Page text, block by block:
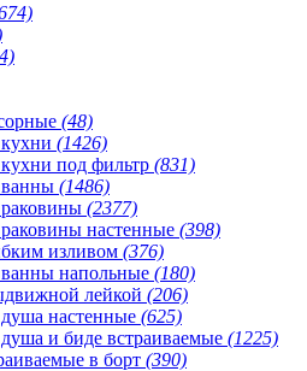
(48)
(1426)
под фильтр (831)
(1486)
(2377)
настенные (398)
изливом (376)
напольные (180)
лейкой (206)
настенные (625)
и биде встраиваемые (1225)
в борт (390)